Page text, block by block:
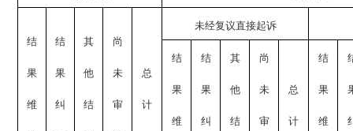
结
果
维
结
果
纠
其
他
结
尚
未
审
总
计
未经复议直接起诉
结
果
维
结
果
纠
其
他
结
尚
未
审
总
计
结
果
维